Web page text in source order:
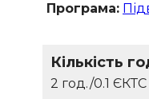
Програма:
Кількість
2 год./0.1 ЄКТС